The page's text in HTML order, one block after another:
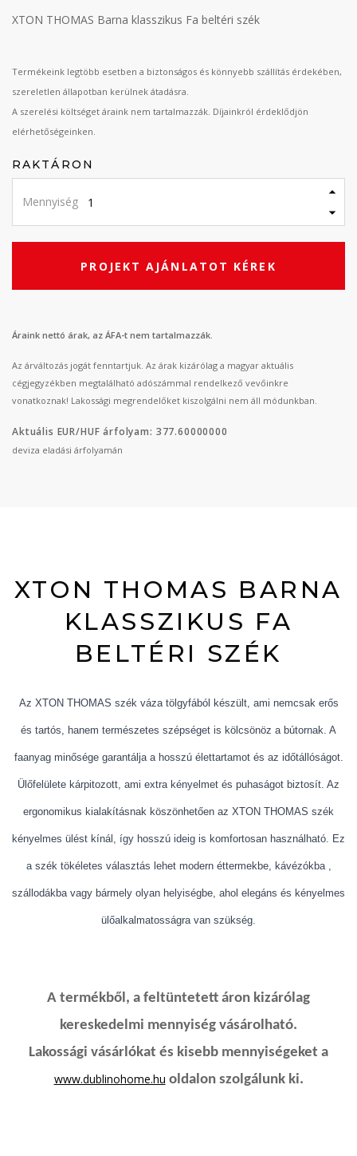
XTON THOMAS Barna klasszikus Fa beltéri szék
Termékeink legtöbb esetben a biztonságos és könnyebb szállítás érdekében,
szereletlen állapotban kerülnek átadásra.
A szerelési költséget áraink nem tartalmazzák. Díjainkról érdeklődjön
elérhetőségeinken.
RAKTÁRON
Mennyiség
PROJEKT AJÁNLATOT KÉREK
Áraink nettó árak, az ÁFA-t nem tartalmazzák.
Az árváltozás jogát fenntartjuk. Az árak kizárólag a magyar aktuális
cégjegyzékben megtalálható adószámmal rendelkező vevőinkre
vonatkoznak! Lakossági megrendelőket kiszolgálni nem áll módunkban.
Aktuális EUR/HUF árfolyam: 377.60000000
deviza eladási árfolyamán
XTON THOMAS BARNA
KLASSZIKUS FA
BELTÉRI SZÉK
Az XTON THOMAS szék váza tölgyfából készült, ami nemcsak erős
és tartós, hanem természetes szépséget is kölcsönöz a bútornak. A
faanyag minősége garantálja a hosszú élettartamot és az időtállóságot.
Ülőfelülete kárpitozott, ami extra kényelmet és puhaságot biztosít. Az
ergonomikus kialakításnak köszönhetően az XTON THOMAS szék
kényelmes ülést kínál, így hosszú ideig is komfortosan használható. Ez
a szék tökéletes választás lehet modern éttermekbe, kávézókba ,
szállodákba vagy bármely olyan helyiségbe, ahol elegáns és kényelmes
ülőalkalmatosságra van szükség.
A termékből, a feltüntetett áron kizárólag
kereskedelmi mennyiség vásárolható.
Lakossági vásárlókat és kisebb mennyiségeket a
www.dublinohome.hu oldalon szolgálunk ki.